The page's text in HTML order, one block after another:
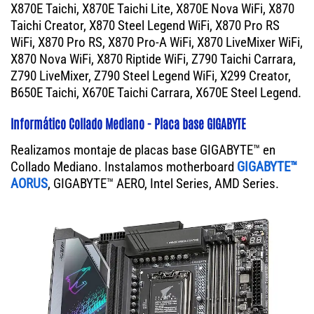
X870E Taichi, X870E Taichi Lite, X870E Nova WiFi, X870
Taichi Creator, X870 Steel Legend WiFi, X870 Pro RS
WiFi, X870 Pro RS, X870 Pro-A WiFi, X870 LiveMixer WiFi,
X870 Nova WiFi, X870 Riptide WiFi, Z790 Taichi Carrara,
Z790 LiveMixer, Z790 Steel Legend WiFi, X299 Creator,
B650E Taichi, X670E Taichi Carrara, X670E Steel Legend.
Informático Collado Mediano - Placa base GIGABYTE
Realizamos montaje de placas base GIGABYTE™ en
Collado Mediano. Instalamos motherboard GIGABYTE™
AORUS, GIGABYTE™ AERO, Intel Series, AMD Series.